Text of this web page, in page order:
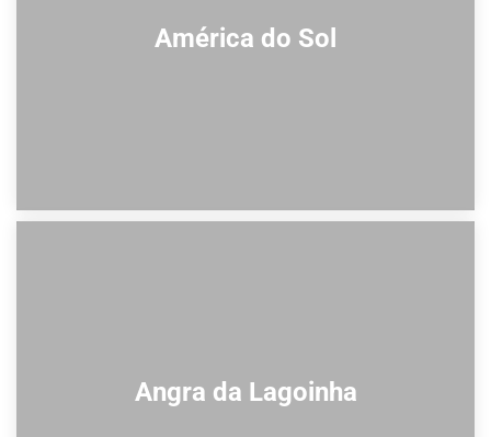
América do Sol
Angra da Lagoinha